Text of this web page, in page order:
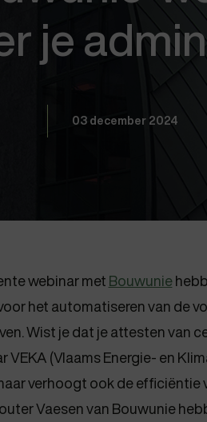
je
03 december 2024
webinar metBouwunie
het automatiseren van de
Wist je dat je attesten van
VEKA (Vlaams Energie- en
verhoogt ook de efficiëntie
Vaesen van Bouwunie